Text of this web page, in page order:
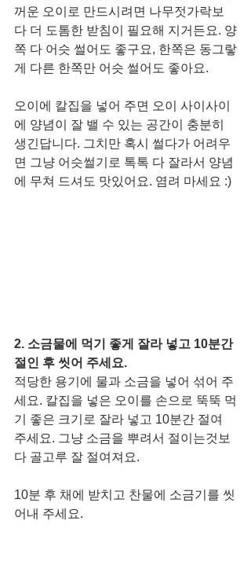
꺼운 오이로 만드시려면 나무젓가락보
다 더 도톰한 받침이 필요해 지거든요. 양
쪽 다 어슷 썰어도 좋구요, 한쪽은 동그랗
게 다른 한쪽만 어슷 썰어도 좋아요.
오이에 칼집을 넣어 주면 오이 사이사이
에 양념이 잘 밸 수 있는 공간이 충분히
생긴답니다. 그치만 혹시 썰다가 어려우
면 그냥 어슷썰기로 톡톡 다 잘라서 양념
에 무쳐 드셔도 맛있어요. 염려 마세요 :)
2. 소금물에 먹기 좋게 잘라 넣고 10분간
절인 후 씻어 주세요.
적당한 용기에 물과 소금을 넣어 섞어 주
세요. 칼집을 넣은 오이를 손으로 뚝뚝 먹
기 좋은 크기로 잘라 넣고 10분간 절여
주세요. 그냥 소금을 뿌려서 절이는것보
다 골고루 잘 절여져요.
10분 후 채에 받치고 찬물에 소금기를 씻
어내 주세요.